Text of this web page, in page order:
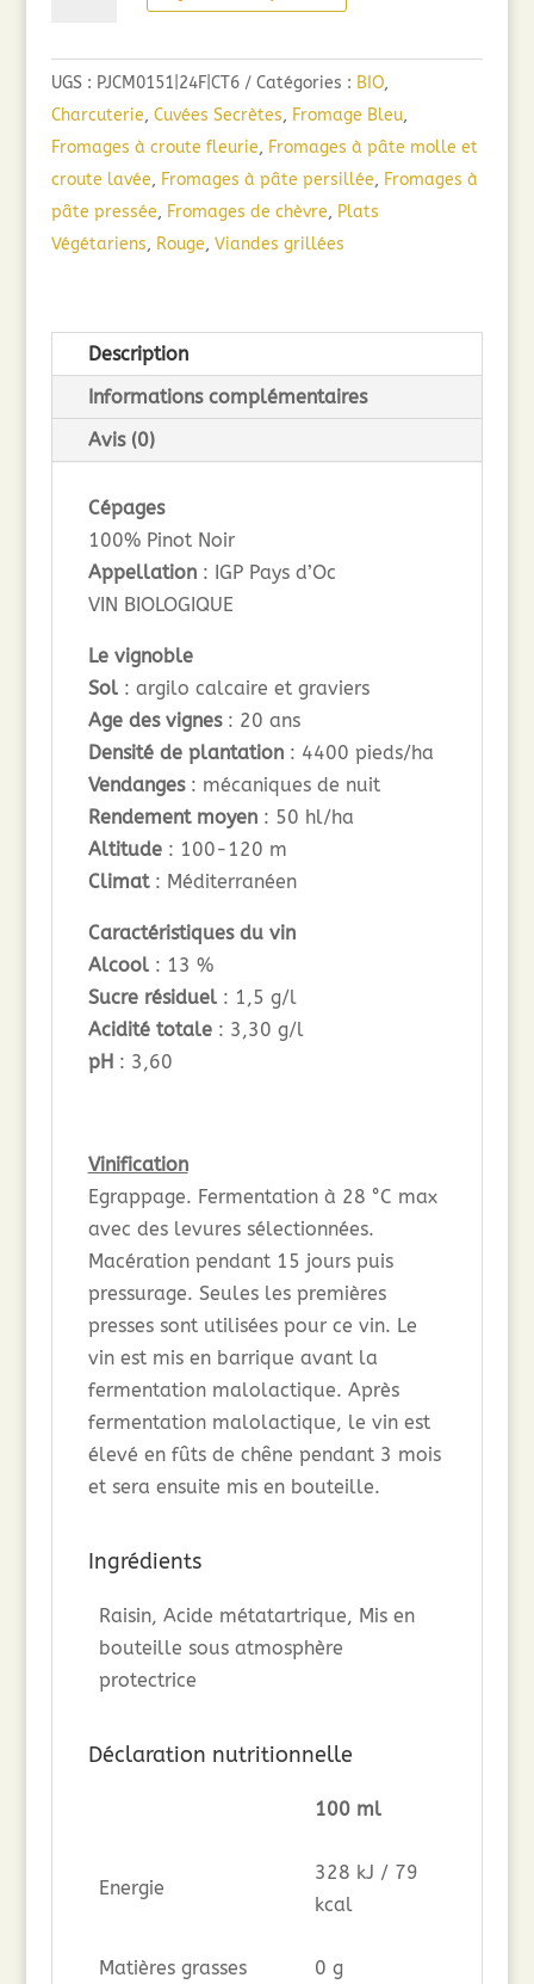
UGS : PJCM0151|24F|CT6 Catégories : BIO,
Charcuterie, Cuvées Secrètes, Fromage Bleu,
Fromages à croute fleurie, Fromages à pâte molle et
croute lavée, Fromages à pâte persillée, Fromages à
pâte pressée, Fromages de chèvre, Plats
Végétariens, Rouge, Viandes grillées
Description
Informations complémentaires
Avis (0)
Cépages
100% Pinot Noir
Appellation: IGP Pays d’Oc
VIN BIOLOGIQUE
Le vignoble
Sol: argilo calcaire et graviers
Age des vignes: 20 ans
Densité de plantation: 4400 pieds/ha
Vendanges: mécaniques de nuit
Rendement moyen: 50 hl/ha
Altitude: 100-120 m
Climat: Méditerranéen
Caractéristiques du vin
Alcool: 13 %
Sucre résiduel: 1,5 g/l
Acidité totale: 3,30 g/l
pH: 3,60
Vinification
Egrappage. Fermentation à 28 °C max
avec des levures sélectionnées.
Macération pendant 15 jours puis
pressurage. Seules les premières
presses sont utilisées pour ce vin. Le
vin est mis en barrique avant la
fermentation malolactique. Après
fermentation malolactique, le vin est
élevé en fûts de chêne pendant 3 mois
et sera ensuite mis en bouteille.
Ingrédients
Raisin, Acide métatartrique, Mis en
bouteille sous atmosphère
protectrice
Déclaration nutritionnelle
100 ml
Energie
328 kJ / 79
kcal
Matières grasses 0 g